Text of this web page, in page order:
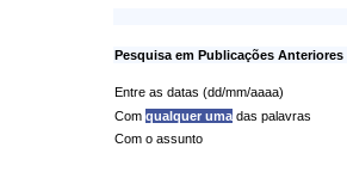
Pesquisa em Publicações Anteriores
Entre as datas (dd/mm/aaaa)
Com qualquer umadas palavras
Com o assunto